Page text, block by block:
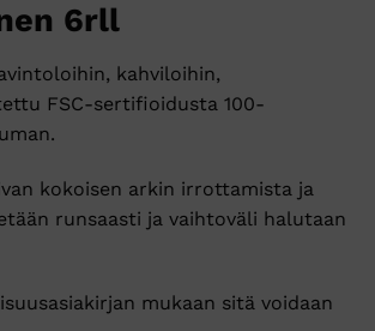
6rll
kahviloihin,
FSC-sertifioidusta 100-
kokoisen arkin irrottamista ja
runsaasti ja vaihtoväli halutaan
mukaan sitä voidaan